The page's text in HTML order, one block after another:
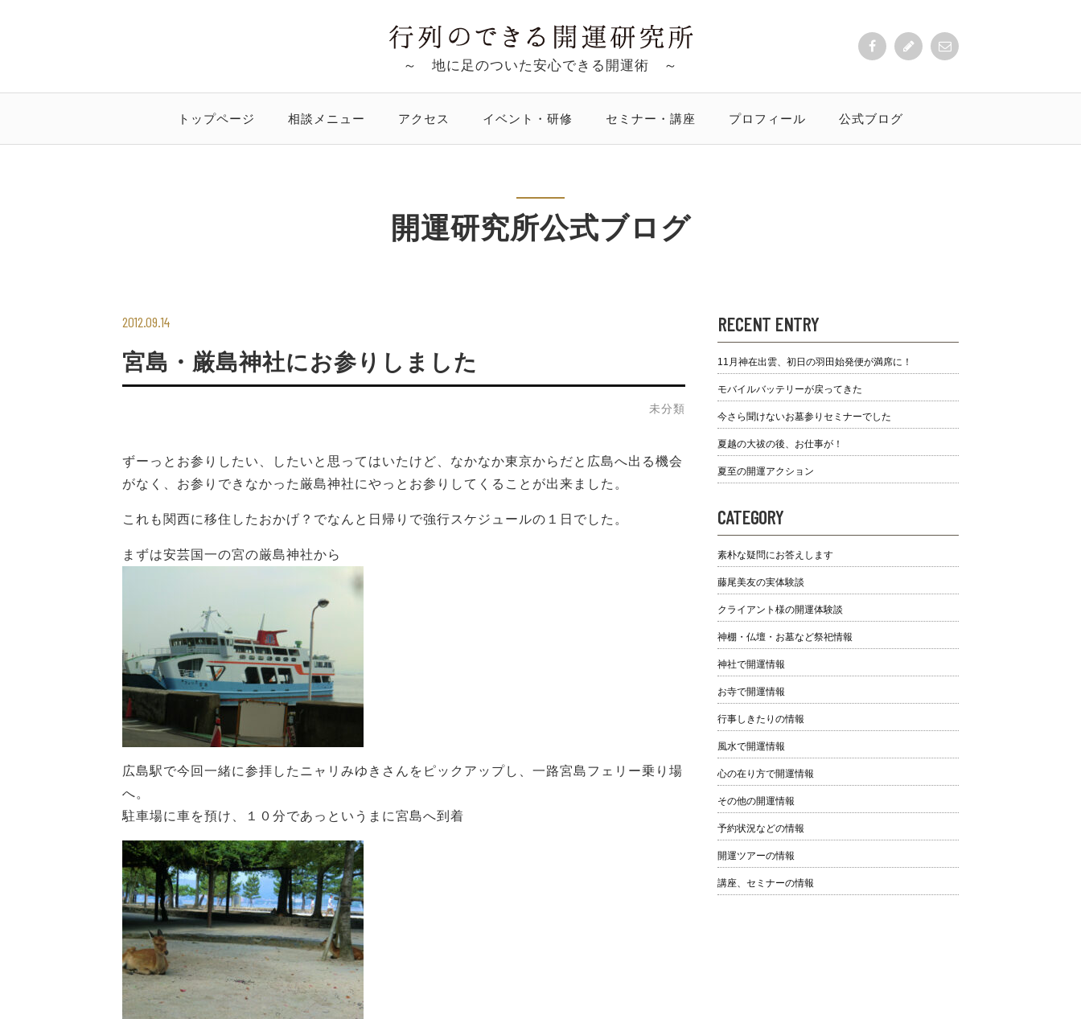
～ 地に足のついた安心できる開運術 ～
トップページ 相談メニュー アクセス イベント・研修 セミナー・講座 プロフィール 公式ブログ
開運研究所公式ブログ
2012.09.14
宮島・厳島神社にお参りしました
未分類
ずーっとお参りしたい、したいと思ってはいたけど、なかなか東京からだと広島へ出る機会
がなく、お参りできなかった厳島神社にやっとお参りしてくることが出来ました。
これも関西に移住したおかげ？でなんと日帰りで強行スケジュールの１日でした。
まずは安芸国一の宮の厳島神社から
広島駅で今回一緒に参拝したニャリみゆきさんをピックアップし、一路宮島フェリー乗り場
へ。
駐車場に車を預け、１０分であっというまに宮島へ到着
RECENT ENTRY
11月神在出雲、初日の羽田始発便が満席に！
モバイルバッテリーが戻ってきた
今さら聞けないお墓参りセミナーでした
夏越の大祓の後、お仕事が！
夏至の開運アクション
CATEGORY
素朴な疑問にお答えします
藤尾美友の実体験談
クライアント様の開運体験談
神棚・仏壇・お墓など祭祀情報
神社で開運情報
お寺で開運情報
行事しきたりの情報
風水で開運情報
心の在り方で開運情報
その他の開運情報
予約状況などの情報
開運ツアーの情報
講座、セミナーの情報